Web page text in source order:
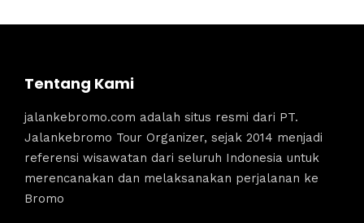
Tentang Kami
jalankebromo.com adalah situs resmi dari PT.
Jalankebromo Tour Organizer, sejak 2014 menjadi
referensi wisawatan dari seluruh Indonesia untuk
merencanakan dan melaksanakan perjalanan ke
Bromo